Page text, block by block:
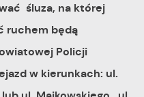
śluza, na której
ruchem będą
Policji
w kierunkach: ul.